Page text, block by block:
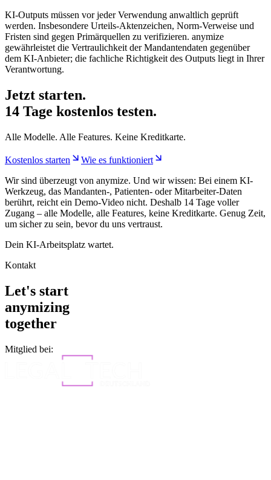
KI-Outputs müssen vor jeder Verwendung anwaltlich geprüft
werden. Insbesondere Urteils-Aktenzeichen, Norm-Verweise und
Fristen sind gegen Primärquellen zu verifizieren. anymize
gewährleistet die Vertraulichkeit der Mandantendaten gegenüber
dem KI-Anbieter; die fachliche Richtigkeit des Outputs liegt in Ihrer
Verantwortung.
Jetzt starten.
14 Tage kostenlos testen.
Alle Modelle. Alle Features. Keine Kreditkarte.
Kostenlos starten
Wie es funktioniert
Wir sind überzeugt von anymize. Und wir wissen: Bei einem KI-
Werkzeug, das Mandanten-, Patienten- oder Mitarbeiter-Daten
berührt, reicht ein Demo-Video nicht. Deshalb 14 Tage voller
Zugang – alle Modelle, alle Features, keine Kreditkarte. Genug Zeit,
um sicher zu sein, bevor du uns vertraust.
Dein KI-Arbeitsplatz wartet.
Kontakt
Let's start
anymizing
together
Mitglied bei: